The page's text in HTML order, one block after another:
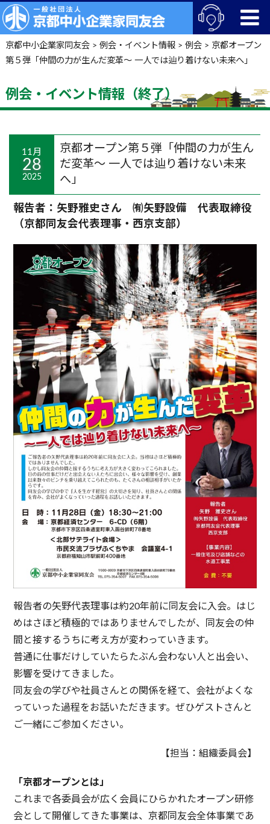
京都中小企業家同友会> 例会・イベント情報> 例会> 京都オープン
第５弾「仲間の力が生んだ変革～ 一人では辿り着けない未来へ」
例会・イベント情報（終了）
11月
28
2025
京都オープン第５弾「仲間の力が生ん
だ変革～ 一人では辿り着けない未来
へ」
報告者：矢野雅史さん ㈲矢野設備 代表取締役
（京都同友会代表理事・西京支部）
報告者の矢野代表理事は約20年前に同友会に入会。はじ
めはさほど積極的ではありませんでしたが、同友会の仲
間と接するうちに考え方が変わっていきます。
普通に仕事だけしていたらたぶん会わない人と出会い、
影響を受けてきました。
同友会の学びや社員さんとの関係を経て、会社がよくな
っていった過程をお話いただきます。ぜひゲストさんと
ご一緒にご参加ください。
【担当：組織委員会】
「京都オープンとは」
これまで各委員会が広く会員にひらかれたオープン研修
会として開催してきた事業は、京都同友会全体事業であ